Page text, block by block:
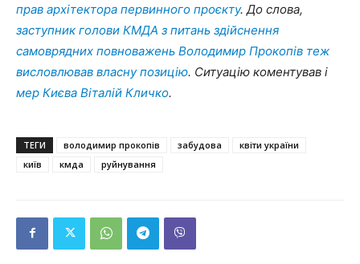
прав архітектора первинного проєкту. До слова,
заступник голови КМДА з питань здійснення
самоврядних повноважень Володимир Прокопів теж
висловлював власну позицію. Ситуацію коментував і
мер Києва Віталій Кличко.
ТЕГИ володимир прокопів забудова
квіти україни
київ
кмда руйнування